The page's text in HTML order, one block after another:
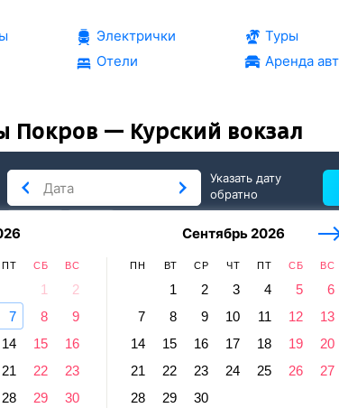
Электрички
Отели
Туры
Аренда
Покров — Курский вокзал
ПТ СБ ВС
1
2
7 8
9
14 15
16
21 22
23
28 29
30
Сентябрь 2026
ПН ВТ СР ЧТ ПТ СБ ВС
1 2 3 4 5
6
7
8 9 10 11 12
13
14
15 16 17 18 19
20
21
22 23 24 25 26
27
28
29 30
послезавтра
Указать дату
обратно
местному времени. Цены за 1 пассажира